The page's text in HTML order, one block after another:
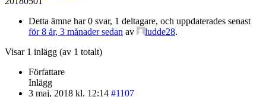
Detta ämne har 0 svar, 1 deltagare, och uppdaterades senast
för 8 år, 3 månader sedan av ludde28.
Visar 1 inlägg (av 1 totalt)
Författare
Inlägg
3 maj, 2018 kl. 12:14 #1107